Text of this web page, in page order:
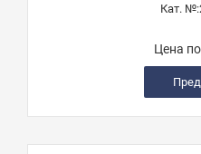
Кат. №:
Цена